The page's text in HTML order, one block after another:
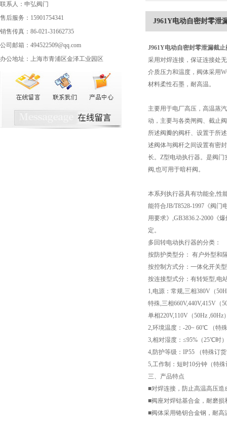
联系人：申弘阀门
售后服务：15901754341
销售传真：86-021-31662735
公司邮箱：494522509@qq.com
办公地址：上海市青浦区金泽工业园区
J961Y电动自密封零泄
J961Y电动自密封零泄漏截止
采用对焊连接，保证连接处
介质压力和温度，阀体采用
材料柔性石墨，耐高温。
主要用于电厂高压，高温蒸
动，主要与各类闸阀、截止
所述阀瓣的阀杆、设置于所
述阀体与阀杆之间设置有密
长。Z型电动执行器。是阀
阀,也可用于暗杆阀。
本系列执行器具有功能全,性
能符合JB/T8528-1997《阀
用要求》,GB3836.2-2000《
定。
多回转电动执行器的分类：
按防护类型分： 有户外型和
按控制方式分：一体化开关
按连接型式分：有转矩型,电
1,电源：常规,三相380V（
特殊,三相660V,440V,415V（
单相220V,110V（50Hz ,60Hz
2,环境温度：-20~ 60℃ （特
3,相对湿度：≤95%（25℃时）
4,防护等级：IP55 （特殊订
5,工作制：短时10分钟（特
三、产品特点
■对焊连接，防止高温高压造
■阀座对焊钴基合
■阀体采用铬钥合金钢，耐高